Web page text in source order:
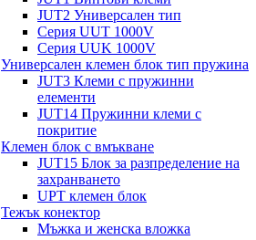
JUT2 Универсален тип
Серия UUT 1000V
Серия UUK 1000V
Универсален клемен блок тип пружина
JUT3 Клеми с пружинни
елементи
JUT14 Пружинни клеми с
покритие
Клемен блок с вмъкване
JUT15 Блок за разпределение на
захранването
UPT клемен блок
Тежък конектор
Мъжка и женска вложка